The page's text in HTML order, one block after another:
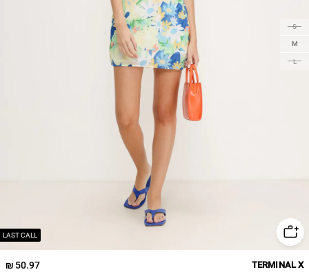
LAST CALL
S
M
L
50.97 ₪ TERMINAL X